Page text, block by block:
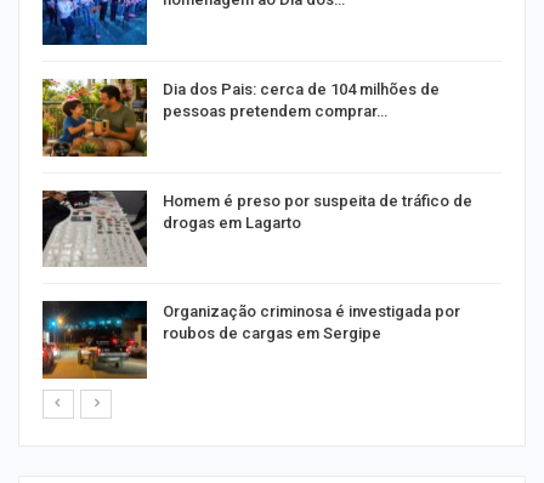
Dia dos Pais: cerca de 104 milhões de
pessoas pretendem comprar…
Homem é preso por suspeita de tráfico de
drogas em Lagarto
Organização criminosa é investigada por
roubos de cargas em Sergipe